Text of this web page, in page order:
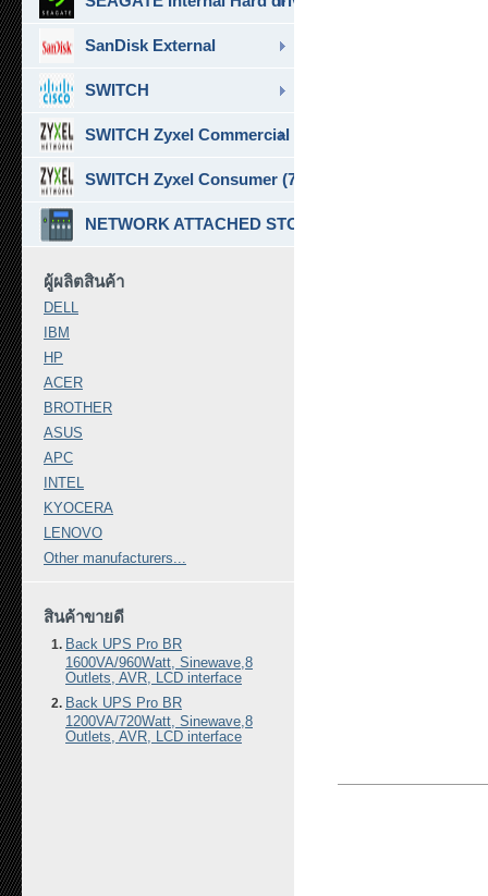
SanDisk External
SWITCH
SWITCH Zyxel Commercial
SWITCH Zyxel Consumer (7)
NETWORK ATTACHED STORAGE ( NAS ) (7)
ผู้ผลิตสินค้า
DELL
IBM
HP
ACER
BROTHER
ASUS
APC
INTEL
KYOCERA
LENOVO
Other manufacturers...
สินค้าขายดี
Back UPS Pro BR
1600VA/960Watt, Sinewave,8
Outlets, AVR, LCD interface
Back UPS Pro BR
1200VA/720Watt, Sinewave,8
Outlets, AVR, LCD interface